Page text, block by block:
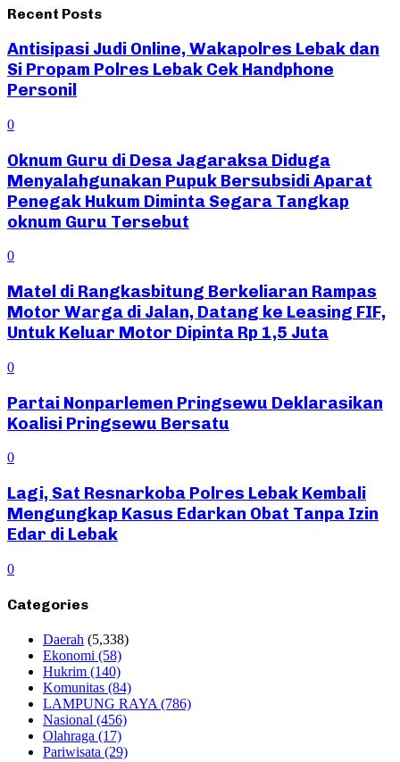
Recent Posts
Antisipasi Judi Online, Wakapolres Lebak dan
Si Propam Polres Lebak Cek Handphone
Personil
0
Oknum Guru di Desa Jagaraksa Diduga
Menyalahgunakan Pupuk Bersubsidi Aparat
Penegak Hukum Diminta Segara Tangkap
oknum Guru Tersebut
0
Matel di Rangkasbitung Berkeliaran Rampas
Motor Warga di Jalan, Datang ke Leasing FIF,
Untuk Keluar Motor Dipinta Rp 1,5 Juta
0
Partai Nonparlemen Pringsewu Deklarasikan
Koalisi Pringsewu Bersatu
0
Lagi, Sat Resnarkoba Polres Lebak Kembali
Mengungkap Kasus Edarkan Obat Tanpa Izin
Edar di Lebak
0
Categories
Daerah (5,338)
Ekonomi (58)
Hukrim (140)
Komunitas (84)
LAMPUNG RAYA (786)
Nasional (456)
Olahraga (17)
Pariwisata (29)